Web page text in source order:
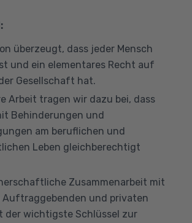
überzeugt, dass jeder Mensch
und ein elementares Recht auf
Gesellschaft hat.
Arbeit tragen wir dazu bei, dass
Behinderungen und
am beruflichen und
Leben gleichberechtigt
Zusammenarbeit mit
und privaten
der wichtigste Schlüssel zur